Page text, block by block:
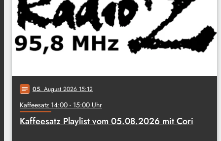
notes 05. August 2026 15:12
Kaffeesatz 14:00 - 15:00 Uhr
Kaffeesatz Playlist vom 05.08.2026 mit Cori